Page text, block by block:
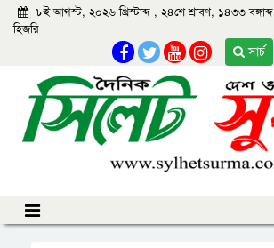
৮ই আগস্ট, ২০২৬ খ্রিস্টাব্দ , ২৪শে শ্রাবণ, ১৪৩৩ বঙ্গাব্দ
হিজরি
সার্চ